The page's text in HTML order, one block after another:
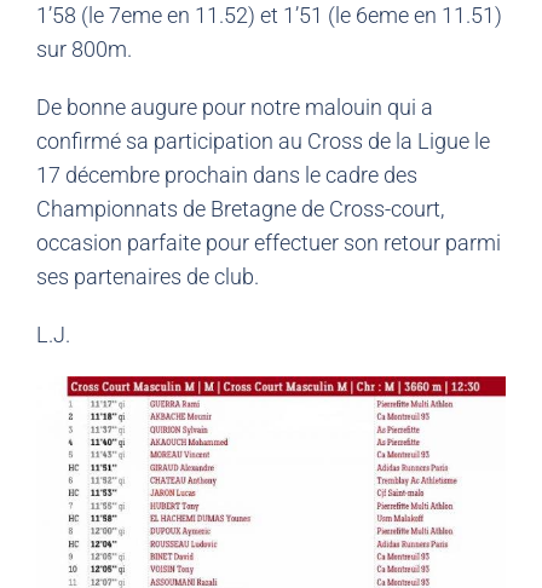
1’58 (le 7eme en 11.52) et 1’51 (le 6eme en 11.51)
sur 800m.
De bonne augure pour notre malouin qui a
confirmé sa participation au Cross de la Ligue le
17 décembre prochain dans le cadre des
Championnats de Bretagne de Cross-court,
occasion parfaite pour effectuer son retour parmi
ses partenaires de club.
L.J.